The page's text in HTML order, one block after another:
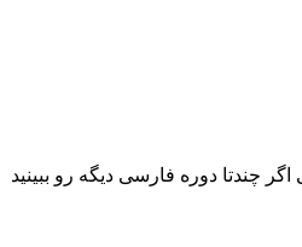
چندتا دوره فارسی دیگه رو ببینید